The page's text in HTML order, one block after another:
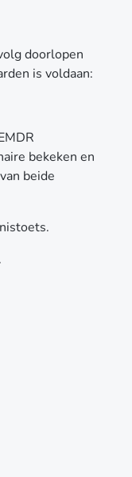
doorlopen
is voldaan:
bekeken en
beide